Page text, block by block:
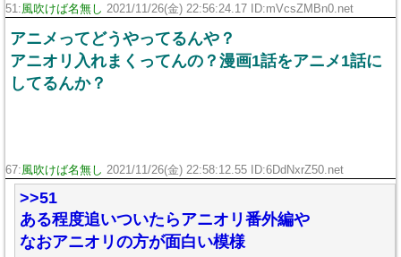
51:風吹けば名無し 2021/11/26(金) 22:56:24.17 ID:mVcsZMBn0.net
アニメってどうやってるんや？
アニオリ入れまくってんの？漫画1話をアニメ1話に
してるんか？
67:風吹けば名無し 2021/11/26(金) 22:58:12.55 ID:6DdNxrZ50.net
>>51
ある程度追いついたらアニオリ番外編や
なおアニオリの方が面白い模様